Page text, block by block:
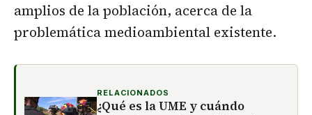
amplios de la población, acerca de la
problemática medioambiental existente.
RELACIONADOS
¿Qué es la UME y cuándo